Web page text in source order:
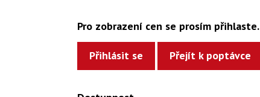
Pro zobrazení cen se prosím přihlaste.
Přihlásit se Přejít k poptávce